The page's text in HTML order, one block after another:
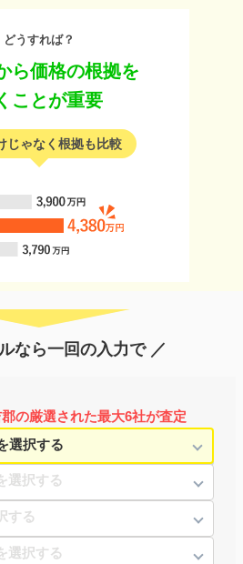
どうすれば？
ら価格の根拠を
ことが重要
じゃなく根拠も比較
なら一回の入力で ／
の厳選された最大6社が査定